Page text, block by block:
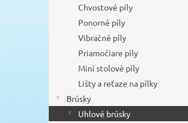
Chvostové píly
Ponorné píly
Vibračné píly
Priamočiare píly
Mini stolové píly
Lišty a reťaze na pílky
Brúsky
Uhlové brúsky